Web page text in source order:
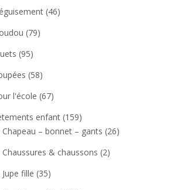
(46)
(79)
(95)
(58)
l'école (67)
enfant (159)
Chapeau – bonnet – gants (26)
Chaussures & chaussons (2)
Jupe fille (35)